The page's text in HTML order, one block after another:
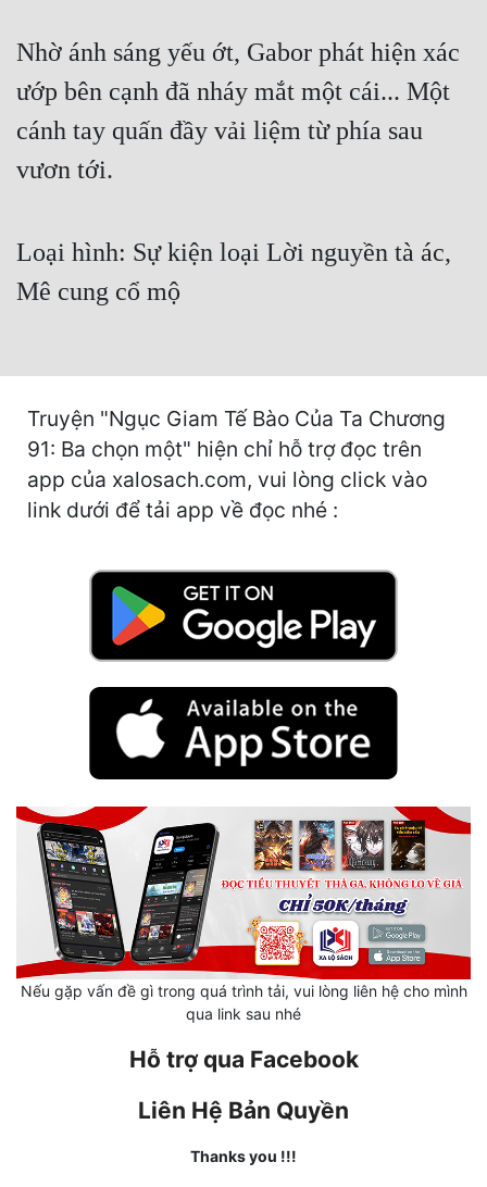
Dã Sử
Dị Giới
Góc Nhìn Nam
Góc Nhìn Nữ
Huyền Ảo
Hài Hước
Hệ Thống
Khoa Huyễn Không Gian
Kỳ Ảo
Linh Dị
Làm Giàu
Lịch Sử
Mưu Mô
Nhờ ánh sáng yếu ớt, Gabor phát hiện xác
ướp bên cạnh đã nháy mắt một cái... Một
cánh tay quấn đầy vải liệm từ phía sau
vươn tới.
Loại hình: Sự kiện loại Lời nguyền tà ác,
Mê cung cổ mộ
Truyện "Ngục Giam Tế Bào Của Ta Chương
91: Ba chọn một" hiện chỉ hỗ trợ đọc trên
app của xalosach.com, vui lòng click vào
link dưới để tải app về đọc nhé :
Nếu gặp vấn đề gì trong quá trình tải, vui lòng liên hệ cho mình
qua link sau nhé
Hỗ trợ qua Facebook
Liên Hệ Bản Quyền
Thanks you !!!